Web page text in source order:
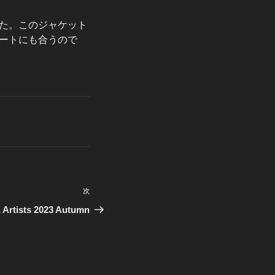
。このジャケット
トにも合うので
次
の
次
Artists 2023 Autumn